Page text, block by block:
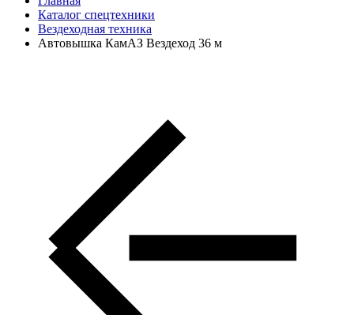
Каталог спецтехники
Вездеходная техника
Автовышка КамАЗ Вездеход 36 м